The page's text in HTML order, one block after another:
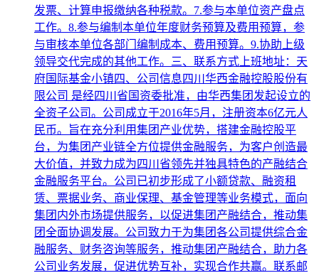
发票、计算申报缴纳各种税款。7.参与本单位资产盘点
工作。8.参与编制本单位年度财务预算及费用预算，参
与审核本单位各部门编制成本、费用预算。9.协助上级
领导交代完成的其他工作。三、联系方式上班地址：天
府国际基金小镇四、公司信息四川华西金融控股股份有
限公司 是经四川省国资委批准，由华西集团发起设立的
全资子公司。公司成立于2016年5月，注册资本6亿元人
民币。旨在充分利用集团产业优势，搭建金融控股平
台，为集团产业链全方位提供金融服务，为客户创造最
大价值，并致力成为四川省领先并独具特色的产融结合
金融服务平台。公司已初步形成了小额贷款、融资租
赁、票据业务、商业保理、基金管理等业务模式，面向
集团内外市场提供服务，以促进集团产融结合，推动集
团全面协调发展。公司致力于为集团各公司提供综合金
融服务、财务咨询等服务，推动集团产融结合，助力各
公司业务发展，促进优势互补，实现合作共赢。联系邮